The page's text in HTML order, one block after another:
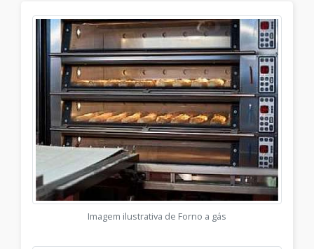
Imagem ilustrativa de Forno a gás